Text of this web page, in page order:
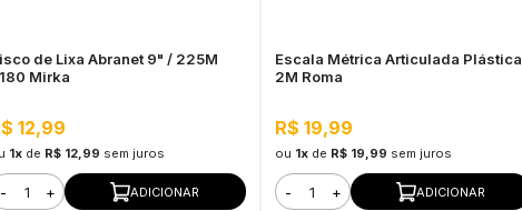
de Lixa Abranet 9" / 225M
Mirka
12,99
1x de R$ 12,99 sem juros
- + ADICIONAR
Escala Métrica Articulada Plástica
2M Roma
R$ 19,99
ou 1xde R$ 19,99 sem juros
- + ADICIONAR